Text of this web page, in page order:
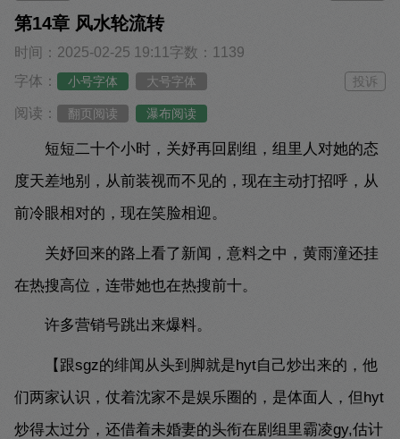
第14章 风水轮流转
时间：2025-02-25 19:11 字数：1139
字体：
小号字体 大号字体 投诉
阅读： 翻页阅读 瀑布阅读
短短二十个小时，关妤再回剧组，组里人对她的态
度天差地别，从前装视而不见的，现在主动打招呼，从
前冷眼相对的，现在笑脸相迎。
关妤回来的路上看了新闻，意料之中，黄雨潼还挂
在热搜高位，连带她也在热搜前十。
许多营销号跳出来爆料。
【跟sgz的绯闻从头到脚就是hyt自己炒出来的，他
们两家认识，仗着沈家不是娱乐圈的，是体面人，但hyt
炒得太过分，还借着未婚妻的头衔在剧组里霸凌gy,估计